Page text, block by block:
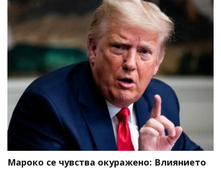
Мароко се чувства окуражено: Влиянието